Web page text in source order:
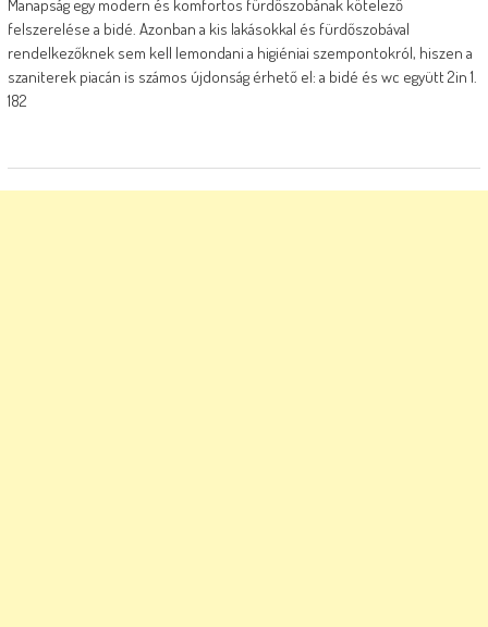
Manapság egy modern és komfortos fürdőszobának kötelező
felszerelése a bidé. Azonban a kis lakásokkal és fürdőszobával
rendelkezőknek sem kell lemondani a higiéniai szempontokról, hiszen a
szaniterek piacán is számos újdonság érhető el: a bidé és wc együtt 2in 1.
182